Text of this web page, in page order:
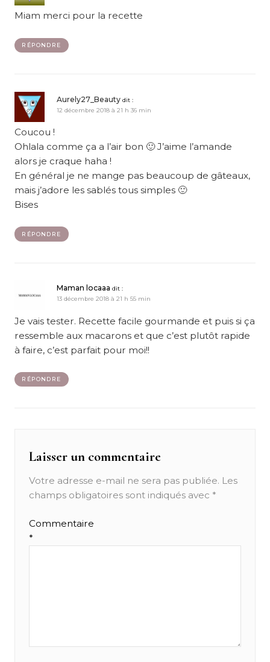
Miam merci pour la recette
RÉPONDRE
Aurely27_Beauty dit :
12 décembre 2018 à 21 h 36 min
Coucou !
Ohlala comme ça a l’air bon 🙂 J’aime l’amande
alors je craque haha !
En général je ne mange pas beaucoup de gâteaux,
mais j’adore les sablés tous simples 🙂
Bises
RÉPONDRE
Maman locaaa dit :
13 décembre 2018 à 21 h 55 min
Je vais tester. Recette facile gourmande et puis si ça
ressemble aux macarons et que c’est plutôt rapide
à faire, c’est parfait pour moi!!
RÉPONDRE
Laisser un commentaire
Votre adresse e-mail ne sera pas publiée. Les
champs obligatoires sont indiqués avec *
Commentaire
*